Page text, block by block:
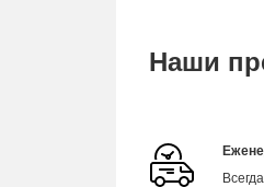
Наши